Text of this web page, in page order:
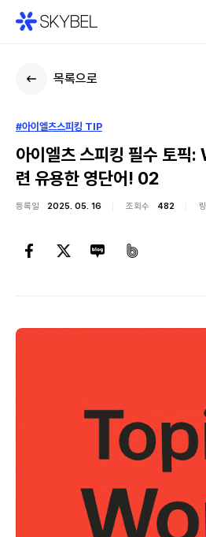
목록으로
#아이엘츠스피킹 TIP
아이엘츠 스피킹 필수 토
련 유용한 영단어! 02
등록일 2025. 05. 16 조회수 482